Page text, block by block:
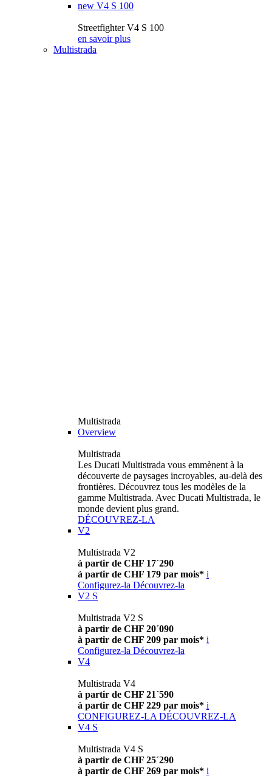
new V4 S 100
Streetfighter V4 S 100
en savoir plus
Multistrada
Multistrada
Overview
Multistrada
Les Ducati Multistrada vous emmènent à la
découverte de paysages incroyables, au-delà des
frontières. Découvrez tous les modèles de la
gamme Multistrada. Avec Ducati Multistrada, le
monde devient plus grand.
DÉCOUVREZ-LA
V2
Multistrada V2
à partir de CHF 17´290
à partir de CHF 179 par mois* i
Configurez-la Découvrez-la
V2 S
Multistrada V2 S
à partir de CHF 20´090
à partir de CHF 209 par mois* i
Configurez-la Découvrez-la
V4
Multistrada V4
à partir de CHF 21´590
à partir de CHF 229 par mois* i
CONFIGUREZ-LA DÉCOUVREZ-LA
V4 S
Multistrada V4 S
à partir de CHF 25´290
à partir de CHF 269 par mois* i